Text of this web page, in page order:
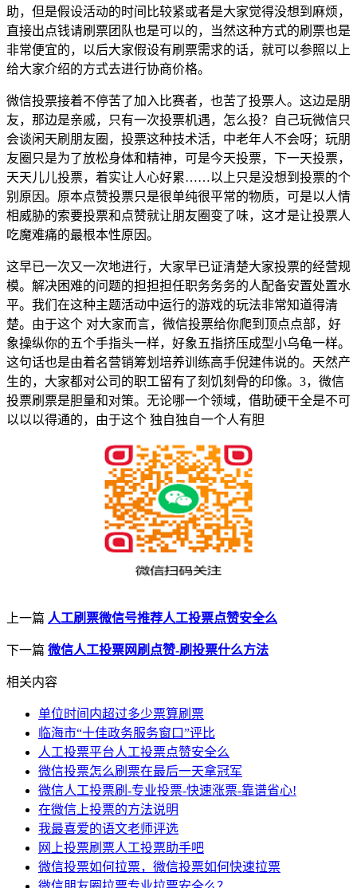
助，但是假设活动的时间比较紧或者是大家觉得没想到麻烦，
直接出点钱请刷票团队也是可以的，当然这种方式的刷票也是
非常便宜的，以后大家假设有刷票需求的话，就可以参照以上
给大家介绍的方式去进行协商价格。
微信投票接着不停苦了加入比赛者，也苦了投票人。这边是朋
友，那边是亲戚，只有一次投票机遇，怎么投？自己玩微信只
会谈闲天刷朋友圈，投票这种技术活，中老年人不会呀；玩朋
友圈只是为了放松身体和精神，可是今天投票，下一天投票，
天天儿儿投票，着实让人心好累……以上只是没想到投票的个
别原因。原本点赞投票只是很单纯很平常的物质，可是以人情
相威胁的索要投票和点赞就让朋友圈变了味，这才是让投票人
吃魔难痛的最根本性原因。
这早已一次又一次地进行，大家早已证清楚大家投票的经营规
模。解决困难的问题的担担担任职务务务的人配备安置处置水
平。我们在这种主题活动中运行的游戏的玩法非常知道得清
楚。由于这个 对大家而言，微信投票给你爬到顶点点部，好
象操纵你的五个手指头一样，好象五指挤压成型小乌龟一样。
这句话也是由着名营销筹划培养训练高手倪建伟说的。天然产
生的，大家都对公司的职工留有了刻饥刻骨的印像。3，微信
投票刷票是胆量和对策。无论哪一个领域，借助硬干全是不可
以以以得通的，由于这个 独自独自一个人有胆
上一篇 人工刷票微信号推荐人工投票点赞安全么
下一篇 微信人工投票网刷点赞-刷投票什么方法
相关内容
单位时间内超过多少票算刷票
临海市“十佳政务服务窗口”评比
人工投票平台人工投票点赞安全么
微信投票怎么刷票在最后一天拿冠军
微信人工投票刷-专业投票-快速涨票-靠谱省心!
在微信上投票的方法说明
我最喜爱的语文老师评选
网上投票刷票人工投票助手吧
微信投票如何拉票，微信投票如何快速拉票